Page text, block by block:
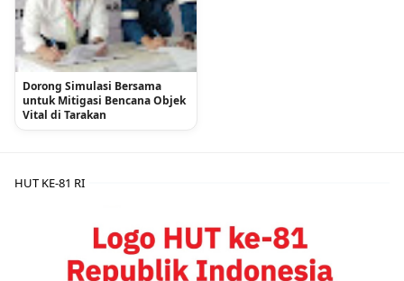
Dorong Simulasi Bersama
untuk Mitigasi Bencana Objek
Vital di Tarakan
HUT KE-81 RI